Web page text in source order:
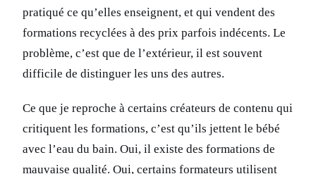
pratiqué ce qu’elles enseignent, et qui vendent des
formations recyclées à des prix parfois indécents. Le
problème, c’est que de l’extérieur, il est souvent
difficile de distinguer les uns des autres.
Ce que je reproche à certains créateurs de contenu qui
critiquent les formations, c’est qu’ils jettent le bébé
avec l’eau du bain. Oui, il existe des formations de
mauvaise qualité. Oui, certains formateurs utilisent